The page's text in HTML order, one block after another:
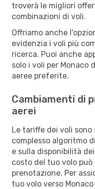
troverà le migliori
combinazioni di voli.
Offriamo anche
evidenzia i voli più
ricerca. Puoi anche
solo i voli per Monaco
aeree preferite.
Cambiamenti di
aerei
Le tariffe dei voli
complesso algoritmo
e sulla disponibilità
costo del tuo volo
prenotazione. Per
tuo volo verso